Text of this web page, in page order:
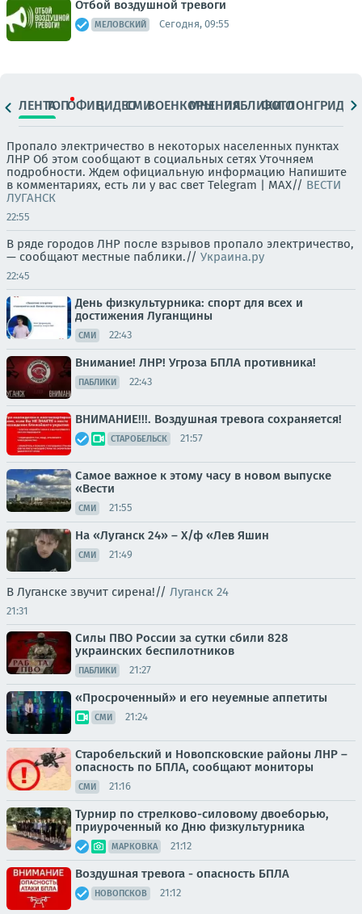
Отбой воздушной тревоги
МЕЛОВСКИЙ Сегодня, 09:55
ЛЕНТАТОПОФИЦ.ВИДЕОСМИВОЕНКОРЫМНЕНИЯПАБЛИКИ
ФОТОЛОНГРИДЫ
Пропало электричество в некоторых населенных пунктах
ЛНР Об этом сообщают в социальных сетях Уточняем
подробности. Ждем официальную информацию Напишите
в комментариях, есть ли у вас свет Telegram | MAX// ВЕСТИ
ЛУГАНСК
22:55
В ряде городов ЛНР после взрывов пропало электричество,
— сообщают местные паблики.// Украина.ру
22:45
День физкультурника: спорт для всех и
достижения Луганщины
СМИ 22:43
Внимание! ЛНР! Угроза БПЛА противника!
ПАБЛИКИ 22:43
ВНИМАНИЕ!!!. Воздушная тревога сохраняется!
СТАРОБЕЛЬСК 21:57
Самое важное к этому часу в новом выпуске
«Вести
СМИ 21:55
На «Луганск 24» – Х/ф «Лев Яшин
СМИ 21:49
В Луганске звучит сирена!// Луганск 24
21:31
Силы ПВО России за сутки сбили 828
украинских беспилотников
ПАБЛИКИ 21:27
«Просроченный» и его неуемные аппетиты
СМИ 21:24
Старобельский и Новопсковские районы ЛНР –
опасность по БПЛА, сообщают мониторы
СМИ 21:16
Турнир по стрелково-силовому двоеборью,
приуроченный ко Дню физкультурника
МАРКОВКА 21:12
Воздушная тревога - опасность БПЛА
НОВОПСКОВ 21:12